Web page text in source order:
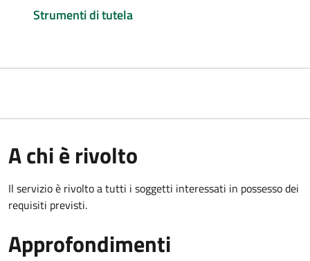
Strumenti di tutela
A chi è rivolto
Il servizio è rivolto a tutti i soggetti interessati in possesso dei
requisiti previsti.
Approfondimenti